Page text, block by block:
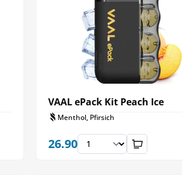
VAAL ePack Kit Peach Ice
Menthol, Pfirsich
26.90